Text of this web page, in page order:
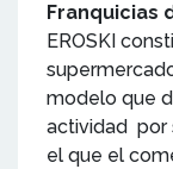
Franquicias
EROSKI
modelo que
actividad por
el que el